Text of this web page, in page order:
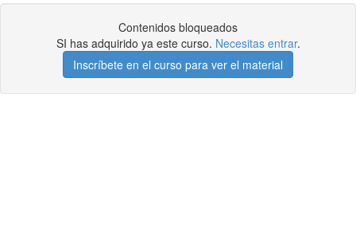
Contenidos bloqueados
SI has adquirido ya este curso. Necesitas entrar.
Inscríbete en el curso para ver el material